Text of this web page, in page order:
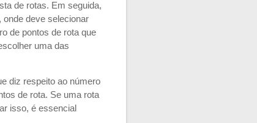
de rotas. Em seguida,
onde deve selecionar
de pontos de rota que
uma das
diz respeito ao número
de rota. Se uma rota
isso, é essencial